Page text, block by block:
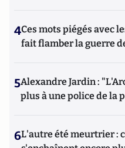
4Ces mots piégés avec
fait flamber la guerre
5Alexandre Jardin :
plus à une police de la
6L'autre été meurtrier :